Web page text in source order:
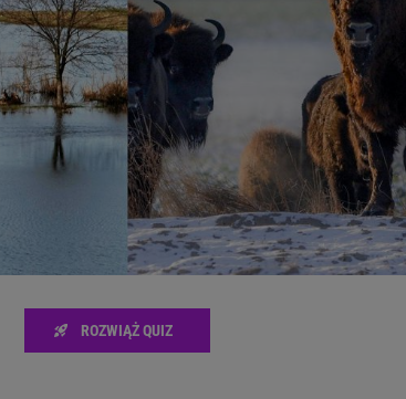
ROZWIĄŻ QUIZ